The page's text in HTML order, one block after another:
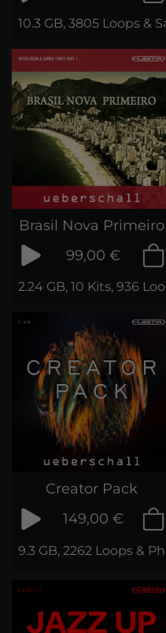
10.3 GB, 3805 Loops &
Brasil Nova Primeiro
99,00 €
2.24 GB, 10 Kits, 936
Creator Pack
149,00 €
9.3 GB, 2262 Loops &